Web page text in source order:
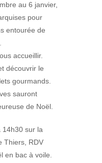
au 6 janvier,
pour
entourée de
accueillir.
découvrir le
gourmands.
sauront
de Noël.
14h30 sur la
Thiers, RDV
en bac à voile.